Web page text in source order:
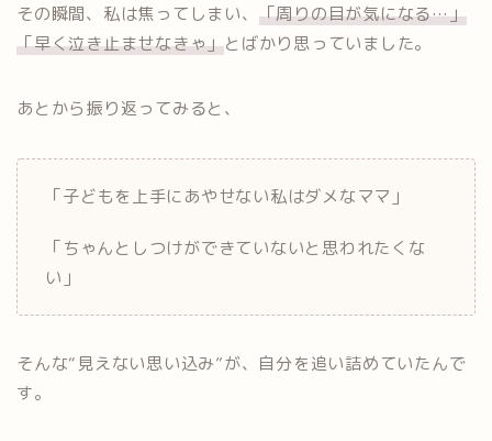
その瞬間、私は焦ってしまい、 「周りの目が気になる…」
「早く泣き止ませなきゃ」とばかり思っていました。
あとから振り返ってみると、
「子どもを上手にあやせない私はダメなママ」
「ちゃんとしつけができていないと思われたくな
い」
そんな“見えない思い込み”が、自分を追い詰めていたんで
す。